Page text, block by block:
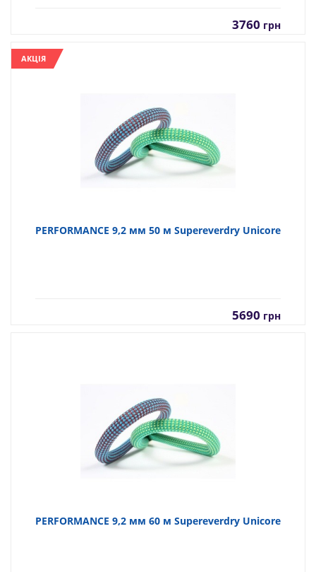
3760 грн
АКЦІЯ
PERFORMANCE 9,2 мм 50 м Supereverdry Unicore
5690 грн
PERFORMANCE 9,2 мм 60 м Supereverdry Unicore